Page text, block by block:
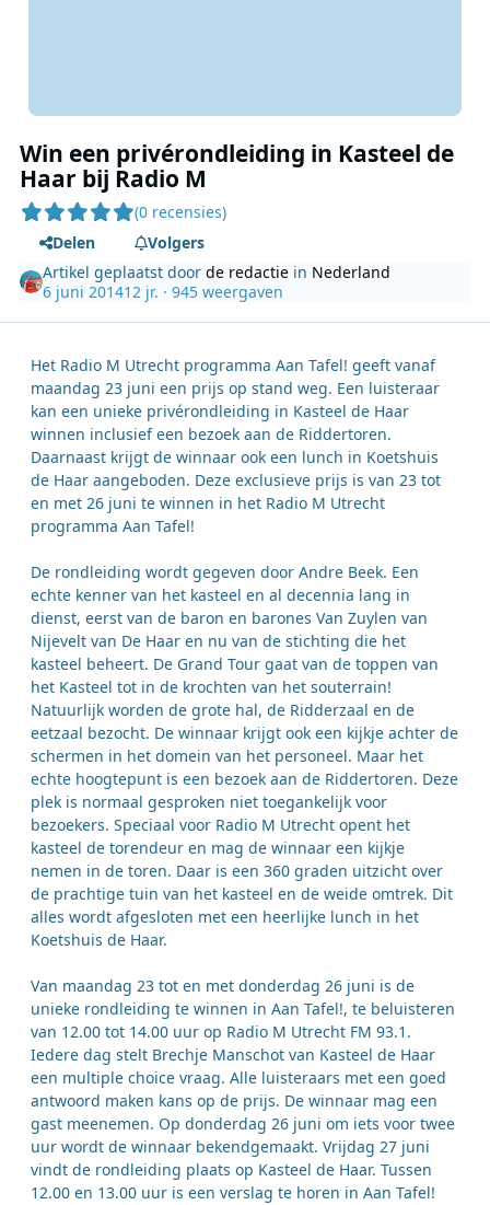
Win een privérondleiding in Kasteel de
Haar bij Radio M
(0 recensies)
Delen
Volgers
Artikel geplaatst doorde redactie in Nederland
6 juni 201412 jr. · 945 weergaven
Het Radio M Utrecht programma Aan Tafel! geeft vanaf
maandag 23 juni een prijs op stand weg. Een luisteraar
kan een unieke privérondleiding in Kasteel de Haar
winnen inclusief een bezoek aan de Riddertoren.
Daarnaast krijgt de winnaar ook een lunch in Koetshuis
de Haar aangeboden. Deze exclusieve prijs is van 23 tot
en met 26 juni te winnen in het Radio M Utrecht
programma Aan Tafel!
De rondleiding wordt gegeven door Andre Beek. Een
echte kenner van het kasteel en al decennia lang in
dienst, eerst van de baron en barones Van Zuylen van
Nijevelt van De Haar en nu van de stichting die het
kasteel beheert. De Grand Tour gaat van de toppen van
het Kasteel tot in de krochten van het souterrain!
Natuurlijk worden de grote hal, de Ridderzaal en de
eetzaal bezocht. De winnaar krijgt ook een kijkje achter de
schermen in het domein van het personeel. Maar het
echte hoogtepunt is een bezoek aan de Riddertoren. Deze
plek is normaal gesproken niet toegankelijk voor
bezoekers. Speciaal voor Radio M Utrecht opent het
kasteel de torendeur en mag de winnaar een kijkje
nemen in de toren. Daar is een 360 graden uitzicht over
de prachtige tuin van het kasteel en de weide omtrek. Dit
alles wordt afgesloten met een heerlijke lunch in het
Koetshuis de Haar.
Van maandag 23 tot en met donderdag 26 juni is de
unieke rondleiding te winnen in Aan Tafel!, te beluisteren
van 12.00 tot 14.00 uur op Radio M Utrecht FM 93.1.
Iedere dag stelt Brechje Manschot van Kasteel de Haar
een multiple choice vraag. Alle luisteraars met een goed
antwoord maken kans op de prijs. De winnaar mag een
gast meenemen. Op donderdag 26 juni om iets voor twee
uur wordt de winnaar bekendgemaakt. Vrijdag 27 juni
vindt de rondleiding plaats op Kasteel de Haar. Tussen
12.00 en 13.00 uur is een verslag te horen in Aan Tafel!